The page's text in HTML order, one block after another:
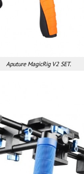
Aputure MagicRig V2 SET.